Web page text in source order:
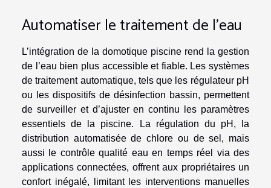
Automatiser le traitement de l’eau
L’intégration de la domotique piscine rend la gestion
de l’eau bien plus accessible et fiable. Les systèmes
de traitement automatique, tels que les régulateur pH
ou les dispositifs de désinfection bassin, permettent
de surveiller et d’ajuster en continu les paramètres
essentiels de la piscine. La régulation du pH, la
distribution automatisée de chlore ou de sel, mais
aussi le contrôle qualité eau en temps réel via des
applications connectées, offrent aux propriétaires un
confort inégalé, limitant les interventions manuelles